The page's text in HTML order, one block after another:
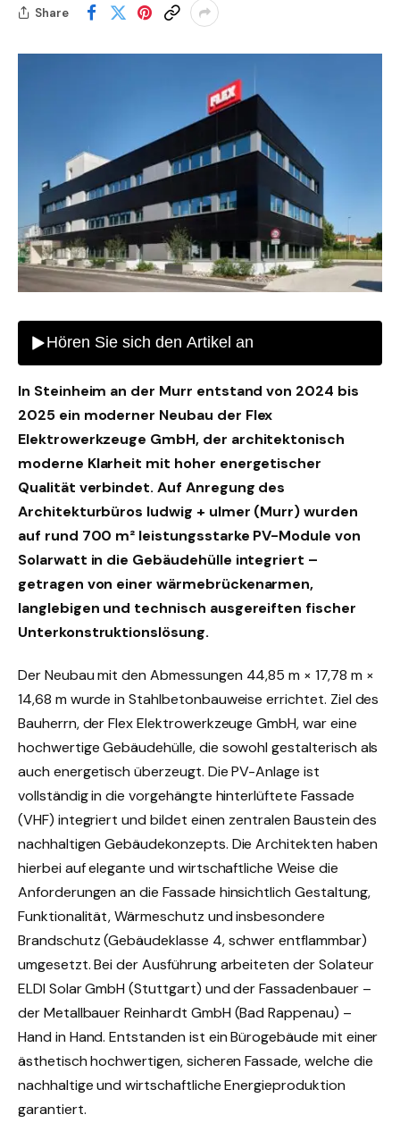
Share
In Steinheim an der Murr entstand von 2024 bis
2025 ein moderner Neubau der Flex
Elektrowerkzeuge GmbH, der architektonisch
moderne Klarheit mit hoher energetischer
Qualität verbindet. Auf Anregung des
Architekturbüros ludwig + ulmer (Murr) wurden
auf rund 700 m² leistungsstarke PV-Module von
Solarwatt in die Gebäudehülle integriert –
getragen von einer wärmebrückenarmen,
langlebigen und technisch ausgereiften fischer
Unterkonstruktionslösung.
Der Neubau mit den Abmessungen 44,85 m × 17,78 m ×
14,68 m wurde in Stahlbetonbauweise errichtet. Ziel des
Bauherrn, der Flex Elektrowerkzeuge GmbH, war eine
hochwertige Gebäudehülle, die sowohl gestalterisch als
auch energetisch überzeugt. Die PV-Anlage ist
vollständig in die vorgehängte hinterlüftete Fassade
(VHF) integriert und bildet einen zentralen Baustein des
nachhaltigen Gebäudekonzepts. Die Architekten haben
hierbei auf elegante und wirtschaftliche Weise die
Anforderungen an die Fassade hinsichtlich Gestaltung,
Funktionalität, Wärmeschutz und insbesondere
Brandschutz (Gebäudeklasse 4, schwer entflammbar)
umgesetzt. Bei der Ausführung arbeiteten der Solateur
ELDI Solar GmbH (Stuttgart) und der Fassadenbauer –
der Metallbauer Reinhardt GmbH (Bad Rappenau) –
Hand in Hand. Entstanden ist ein Bürogebäude mit einer
ästhetisch hochwertigen, sicheren Fassade, welche die
nachhaltige und wirtschaftliche Energieproduktion
garantiert.